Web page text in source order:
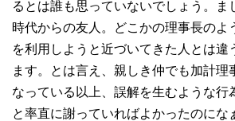
るとは誰も思っていないでしょう。ま
時代からの友人。どこかの理事長のよ
を利用しようと近づいてきた人とは違
ます。とは言え、親しき仲でも加計理
なっている以上、誤解を生むような行
と率直に謝っていればよかったのにな